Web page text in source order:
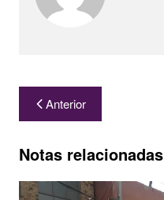
Navegación
de
entradas
Anterior
Notas relacionadas